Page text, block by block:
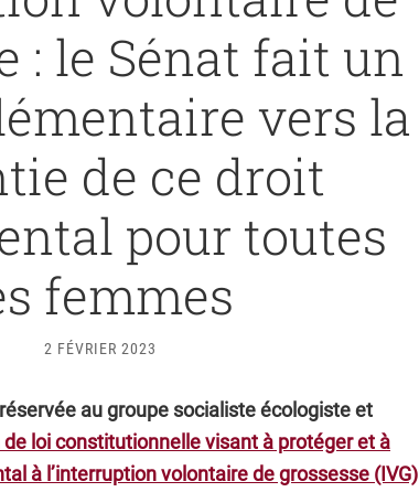
: le Sénat fait un
vers la
de ce droit
pour toutes
femmes
2 FÉVRIER 2023
au groupe socialiste écologiste et
de loi constitutionnelle visant à protéger et à
à l’interruption volontaire de grossesse (IVG)